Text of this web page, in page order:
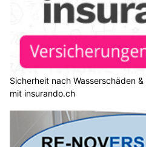
Sicherheit nach Wasserschäden
mit insurando.ch